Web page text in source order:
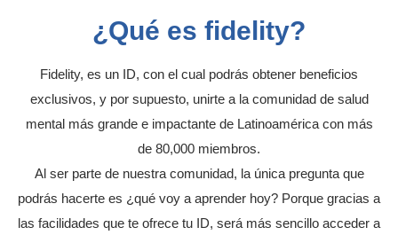
¿Qué es fidelity?
Fidelity, es un ID, con el cual podrás obtener beneficios
exclusivos, y por supuesto, unirte a la comunidad de salud
mental más grande e impactante de Latinoamérica con más
de 80,000 miembros.
Al ser parte de nuestra comunidad, la única pregunta que
podrás hacerte es ¿qué voy a aprender hoy? Porque gracias a
las facilidades que te ofrece tu ID, será más sencillo acceder a